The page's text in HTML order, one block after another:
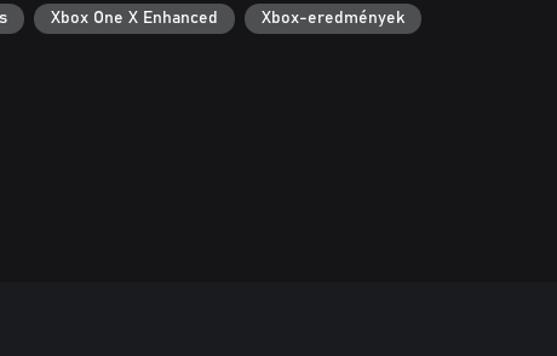
Xbox One X Enhanced Xbox-eredmények